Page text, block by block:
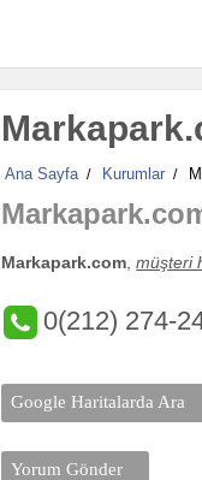
Ana Sayfa / Kurumlar /
Markapark.com ,müşteri
0(212) 274-
Google Haritalarda Ara
Yorum Gönder